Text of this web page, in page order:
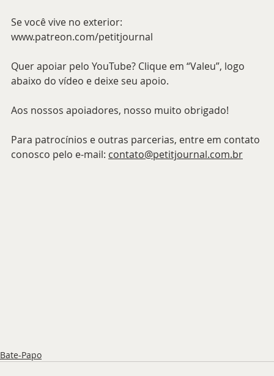
Se você vive no exterior:
www.patreon.com/petitjournal
Quer apoiar pelo YouTube? Clique em “Valeu”, logo
abaixo do vídeo e deixe seu apoio.
Aos nossos apoiadores, nosso muito obrigado!
Para patrocínios e outras parcerias, entre em contato
conosco pelo e-mail: contato@petitjournal.com.br
Bate-Papo